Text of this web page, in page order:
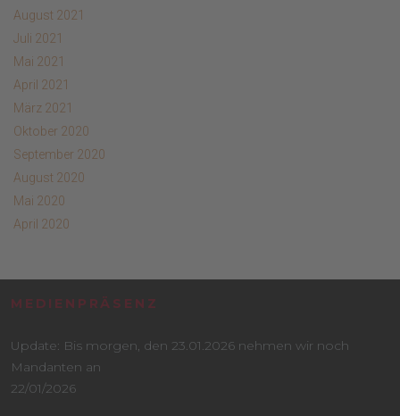
August 2021
Juli 2021
Mai 2021
April 2021
März 2021
Oktober 2020
September 2020
August 2020
Mai 2020
April 2020
MEDIENPRÄSENZ
Update: Bis morgen, den 23.01.2026 nehmen wir noch
Mandanten an
22/01/2026